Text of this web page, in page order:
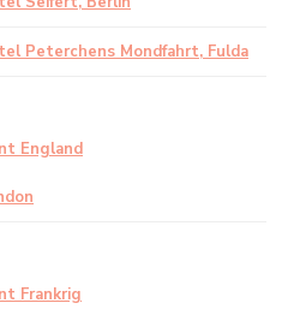
Peterchens Mondfahrt, Fulda
England
Frankrig